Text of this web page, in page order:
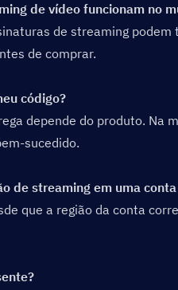
de vídeo funcionam no
de streaming
de comprar.
código?
depende do produto. Na
sucedido.
de streaming em uma
que a região da conta